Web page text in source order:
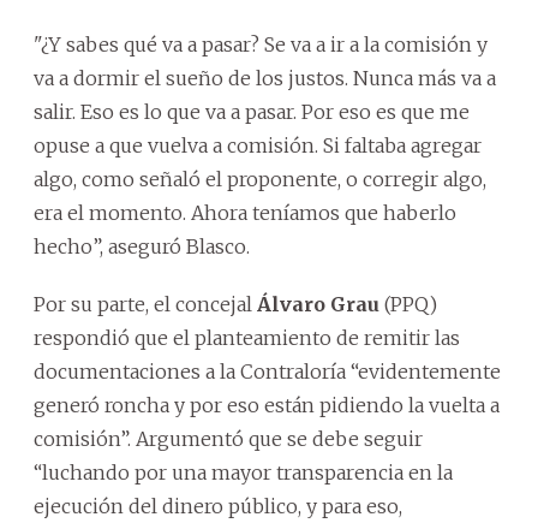
"¿Y sabes qué va a pasar? Se va a ir a la comisión y
va a dormir el sueño de los justos. Nunca más va a
salir. Eso es lo que va a pasar. Por eso es que me
opuse a que vuelva a comisión. Si faltaba agregar
algo, como señaló el proponente, o corregir algo,
era el momento. Ahora teníamos que haberlo
hecho”, aseguró Blasco.
Por su parte, el concejal Álvaro Grau (PPQ)
respondió que el planteamiento de remitir las
documentaciones a la Contraloría “evidentemente
generó roncha y por eso están pidiendo la vuelta a
comisión”. Argumentó que se debe seguir
“luchando por una mayor transparencia en la
ejecución del dinero público, y para eso,